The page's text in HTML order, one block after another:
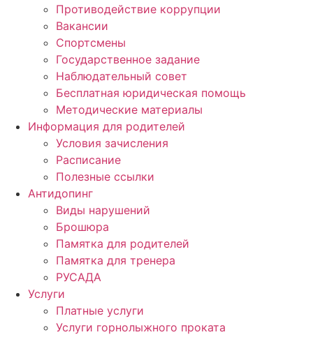
Противодействие коррупции
Вакансии
Спортсмены
Государственное задание
Наблюдательный совет
Бесплатная юридическая помощь
Методические материалы
Информация для родителей
Условия зачисления
Расписание
Полезные ссылки
Антидопинг
Виды нарушений
Брошюра
Памятка для родителей
Памятка для тренера
РУСАДА
Услуги
Платные услуги
Услуги горнолыжного проката